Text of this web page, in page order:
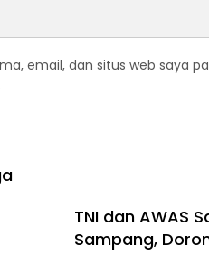
email, dan situs web saya
TNI dan AWAS
Sampang,